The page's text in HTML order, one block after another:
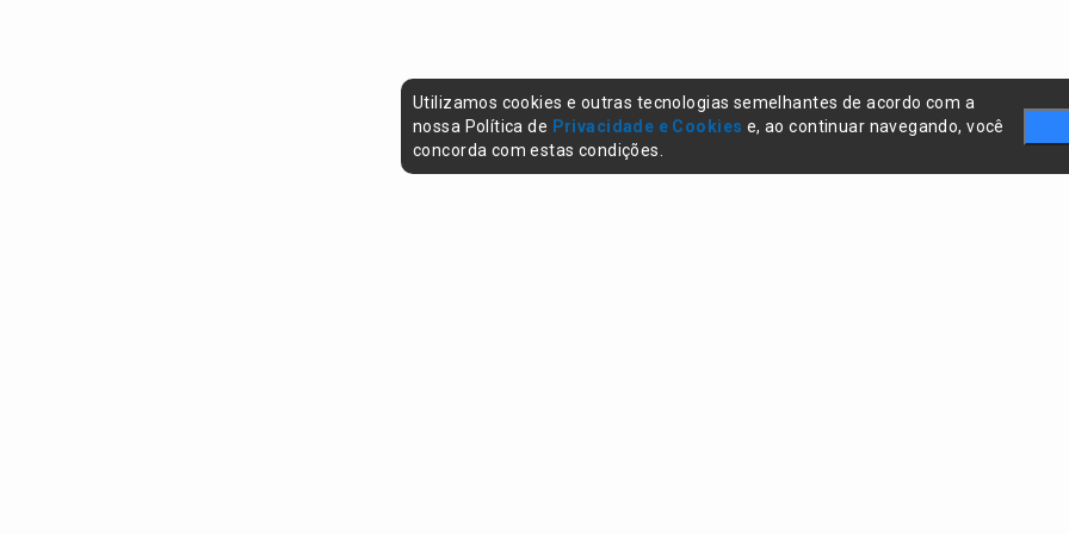
Utilizamos cookies e outras tecnologias semelhantes de acordo com a
nossa Política de Privacidade e Cookies e, ao continuar navegando, você
concorda com estas condições.